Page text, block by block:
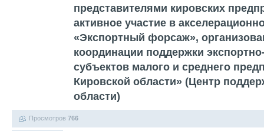
представителями кировских
активное участие в
«Экспортный форсаж»,
координации поддержки
субъектов малого и среднего
Кировской области» (Центр
области)
Просмотров 766